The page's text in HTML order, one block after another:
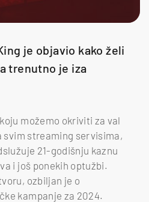
je objavio kako želi
trenutno je iza
možemo okriviti za val
svim streaming servisima,
21-godišnju kaznu
i još ponekih optužbi.
ozbiljan je o
kampanje za 2024.